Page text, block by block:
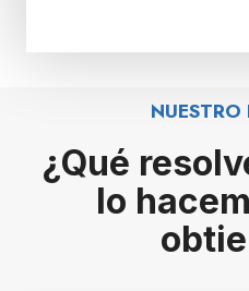
NUESTRO
¿Qué
lo